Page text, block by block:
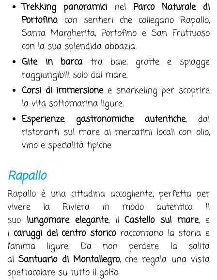
Trekking panoramicinel Parco Naturale di
Portofino, con sentieri che collegano Rapallo,
Santa Margherita, Portofino e San Fruttuoso
con la sua splendida abbazia.
Gite in barcatra baie, grotte e spiagge
raggiungibili solo dal mare.
Corsi di immersionee snorkeling per scoprire
la vita sottomarina ligure.
Esperienze gastronomiche autentiche, dai
ristoranti sul mare ai mercatini locali con olio,
vino e specialità tipiche
Rapallo
Rapallo è una cittadina accogliente, perfetta per
vivere la Riviera in modo autentico. Il
suo lungomare elegante, ilCastello sul mare, e
i caruggi del centro storicoraccontano la storia e
l’anima ligure. Da non perdere la salita
alSantuario di Montallegro, che regala una vista
spettacolare su tutto il golfo.